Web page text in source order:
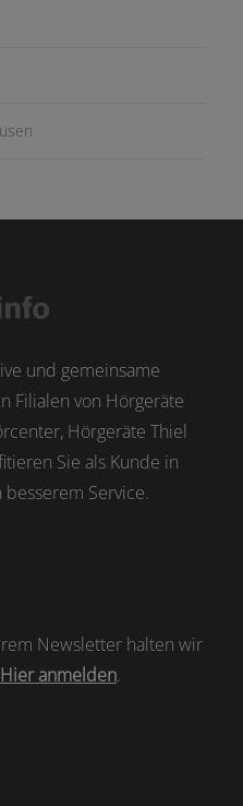
und gemeinsame
Filialen von Hörgeräte
Hörgeräte Thiel
Sie als Kunde in
Service.
Newsletter halten wir
Hier anmelden.